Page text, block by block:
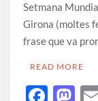
Setmana
Girona (moltes
frase que va
READ MORE